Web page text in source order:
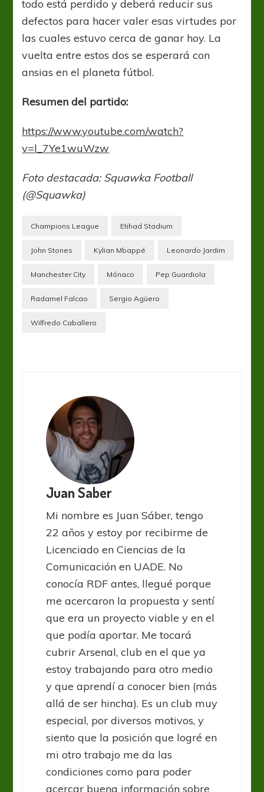
todo está perdido y deberá reducir sus
defectos para hacer valer esas virtudes por
las cuales estuvo cerca de ganar hoy. La
vuelta entre estos dos se esperará con
ansias en el planeta fútbol.
Resumen del partido:
https://www.youtube.com/watch?
v=l_7Ye1wuWzw
Foto destacada: Squawka Football
(@Squawka)
Champions League Etihad Stadium
John Stones Kylian Mbappé Leonardo Jardim
Manchester City Mónaco Pep Guardiola
Radamel Falcao Sergio Agüero
Wilfredo Caballero
Juan Saber
Mi nombre es Juan Sáber, tengo
22 años y estoy por recibirme de
Licenciado en Ciencias de la
Comunicación en UADE. No
conocía RDF antes, llegué porque
me acercaron la propuesta y sentí
que era un proyecto viable y en el
que podía aportar. Me tocará
cubrir Arsenal, club en el que ya
estoy trabajando para otro medio
y que aprendí a conocer bien (más
allá de ser hincha). Es un club muy
especial, por diversos motivos, y
siento que la posición que logré en
mi otro trabajo me da las
condiciones como para poder
acercar buena información sobre